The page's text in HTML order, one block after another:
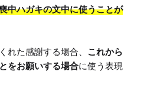
中ハガキの文中に使うことが
れた感謝する場合、 これから
をお願いする場合に使う表現